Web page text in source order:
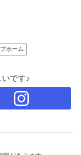
ホーム
です♪